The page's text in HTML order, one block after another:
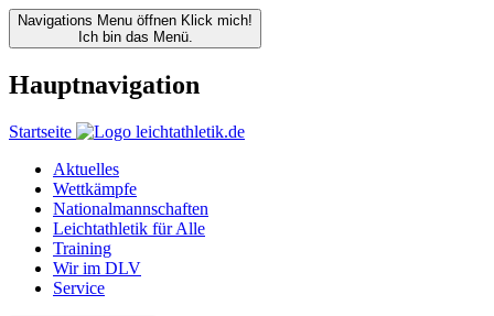
Navigations Menu öffnen Klick mich!
Ich bin das Menü.
Hauptnavigation
Startseite
Aktuelles
Wettkämpfe
Nationalmannschaften
Leichtathletik für Alle
Training
Wir im DLV
Service